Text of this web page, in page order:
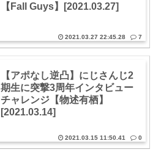
【Fall Guys】[2021.03.27]
2021.03.27 22:45.28 7
【アポなし逆凸】にじさんじ2
期生に突撃3周年インタビュー
チャレンジ【物述有栖】
[2021.03.14]
2021.03.15 11:50.41 0